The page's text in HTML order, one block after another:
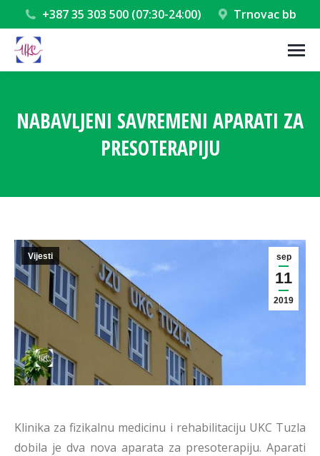
+387 35 303 500 (07:30-24:00) Trnovac bb
NABAVLJENI SAVREMENI APARATI ZA
PRESOTERAPIJU
sep
11
2019
Vijesti
Klinika za fizikalnu medicinu i rehabilitaciju UKC Tuzla
dobila je dva nova aparata za presoterapiju. Aparati